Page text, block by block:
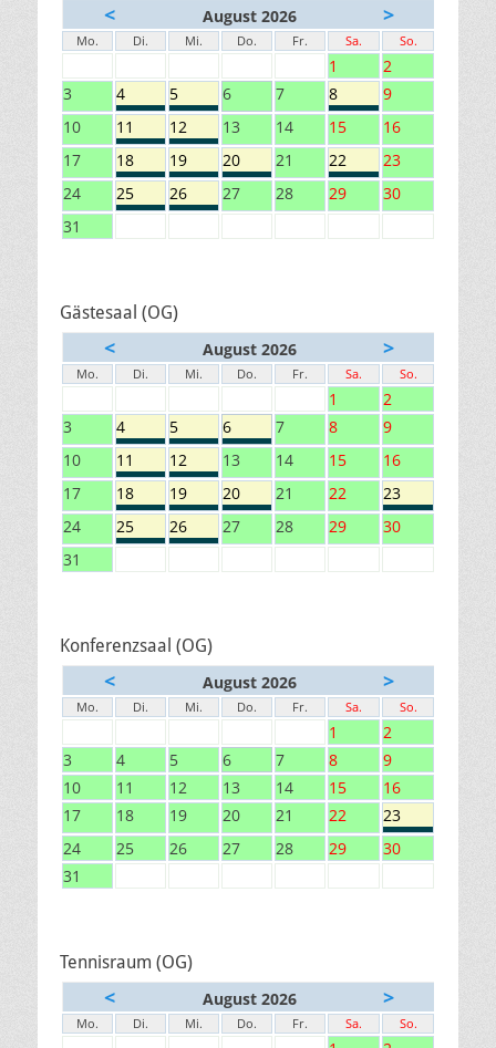
< August 2026 >
Mo. Di. Mi. Do. Fr. Sa. So.
1
2
3
4 5 6 7 8
9
10
11 12 13 14 15
16
17
18 19 20 21 22
23
24
25 26 27 28 29
30
31
Gästesaal (OG)
< August 2026 >
Mo. Di. Mi. Do. Fr. Sa. So.
1
2
3
4 5 6 7 8
9
10
11 12 13 14 15
16
17
18 19 20 21 22
23
24
25 26 27 28 29
30
31
Konferenzsaal (OG)
< August 2026 >
Mo. Di. Mi. Do. Fr. Sa. So.
1
2
3
4 5 6 7 8
9
10
11 12 13 14 15
16
17
18 19 20 21 22
23
24
25 26 27 28 29
30
31
Tennisraum (OG)
< August 2026 >
Mo. Di. Mi. Do. Fr. Sa. So.